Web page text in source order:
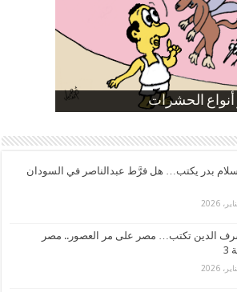
الحشرات
ارتفاع الأسعار
الطلاق في مصر
بدر يكتب… هل فرَّط عبدالناصر في السودان
الدين تكتب… مصر على مر العصور.. مصر
3